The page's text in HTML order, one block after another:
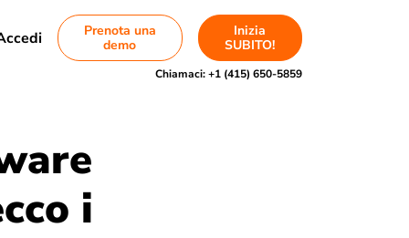
Prenota una
demo
Inizia
SUBITO!
Chiamaci:+1 (415) 650-5859
i